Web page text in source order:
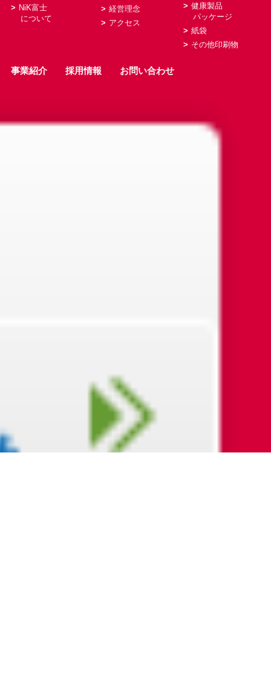
> NiK富士
について
> 経営理念
> アクセス
> 健康製品
パッケージ
> 紙袋
> その他印刷物
事業紹介 採用情報 お問い合わせ